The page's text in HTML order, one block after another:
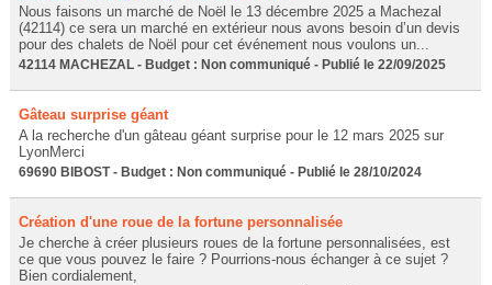
Nous faisons un marché de Noël le 13 décembre 2025 a Machezal
(42114) ce sera un marché en extérieur nous avons besoin d’un devis
pour des chalets de Noël pour cet événement nous voulons un...
42114 MACHEZAL - Budget : Non communiqué - Publié le 22/09/2025
Gâteau surprise géant
A la recherche d'un gâteau géant surprise pour le 12 mars 2025 sur
LyonMerci
69690 BIBOST - Budget : Non communiqué - Publié le 28/10/2024
Création d'une roue de la fortune personnalisée
Je cherche à créer plusieurs roues de la fortune personnalisées, est
ce que vous pouvez le faire ? Pourrions-nous échanger à ce sujet ?
Bien cordialement,